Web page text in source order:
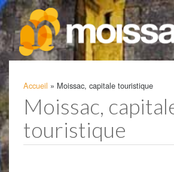
Accueil » Moissac, capitale touristique
Moissac,
touristique